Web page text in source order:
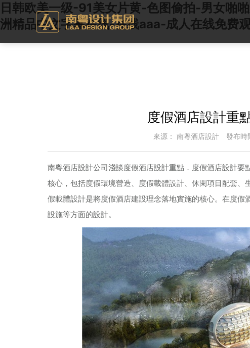
日韩欧美一级-91美女片黄-色图偷拍-男女啪
洲精品中文字幕在线-在线aaa-成人在线免费
度假酒店設計重
來源： 南粵酒店設計 發布時
南粵酒店設計公司淺談度假酒店設計重點．度假酒店設計
核心，包括度假環境營造、度假載體設計、休閑項目配套
假載體設計是將度假酒店建設理念落地實施的核心。在度
設施等方面的設計。